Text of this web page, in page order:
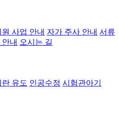
원 사업 안내 자가 주사 안내 서류
내 오시는 길
란 유도 인공수정 시험관아기